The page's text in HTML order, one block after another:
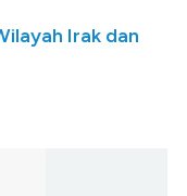
Irak dan